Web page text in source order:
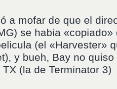
a mofar de que el
se habia
(el «Harvester»
y bueh, Bay no
(la de Terminator 3)